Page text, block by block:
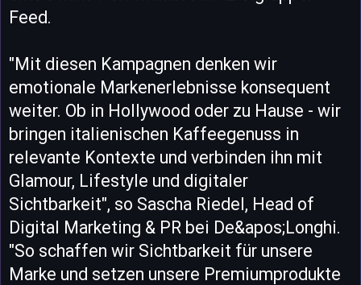
Feed.
"Mit diesen Kampagnen denken wir
emotionale Markenerlebnisse konsequent
weiter. Ob in Hollywood oder zu Hause - wir
bringen italienischen Kaffeegenuss in
relevante Kontexte und verbinden ihn mit
Glamour, Lifestyle und digitaler
Sichtbarkeit", so Sascha Riedel, Head of
Digital Marketing & PR bei De&apos;Longhi.
"So schaffen wir Sichtbarkeit für unsere
Marke und setzen unsere Premiumprodukte